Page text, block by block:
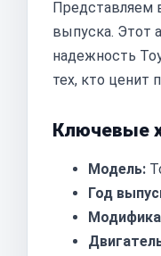
Представляем
выпуска. Этот
надежность
тех, кто ценит
Ключевые
Модель:
Год